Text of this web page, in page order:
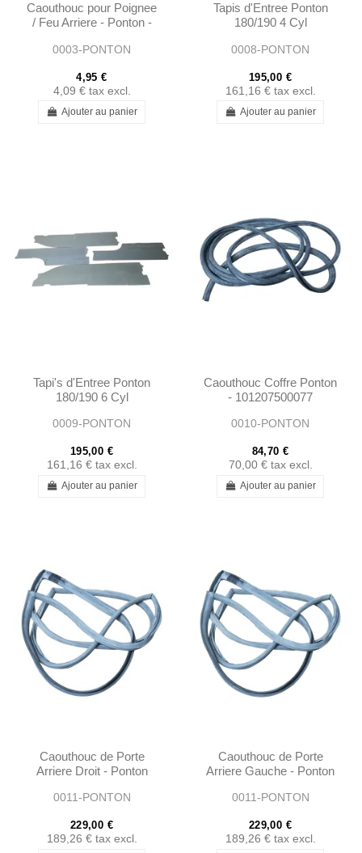
Caouthouc pour Poignee
/ Feu Arriere - Ponton -
0003-PONTON
4,95 €
4,09 € tax excl.
Ajouter au panier
Tapis d'Entree Ponton
180/190 4 Cyl
0008-PONTON
195,00 €
161,16 € tax excl.
Ajouter au panier
Tapi's d'Entree Ponton
180/190 6 Cyl
0009-PONTON
195,00 €
161,16 € tax excl.
Ajouter au panier
Caouthouc Coffre Ponton
- 101207500077
0010-PONTON
84,70 €
70,00 € tax excl.
Ajouter au panier
Caouthouc de Porte
Arriere Droit - Ponton
0011-PONTON
229,00 €
189,26 € tax excl.
Caouthouc de Porte
Arriere Gauche - Ponton
0011-PONTON
229,00 €
189,26 € tax excl.